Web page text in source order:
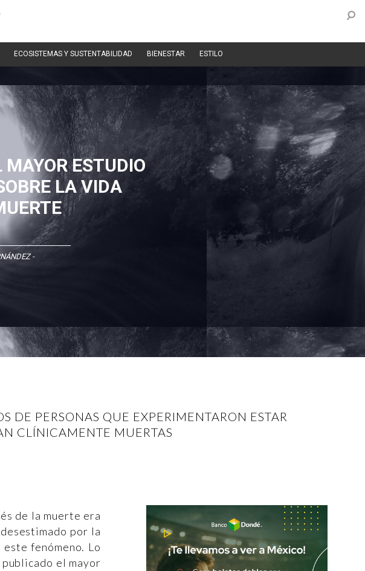
ECOSISTEMAS Y SUSTENTABILIDAD BIENESTAR ESTILO
ESTUDIO
LA VIDA
-
DE PERSONAS QUE EXPERIMENTARON ESTAR
CLÍNICAMENTE MUERTAS
de la muerte era
por la
fenómeno. Lo
el mayor